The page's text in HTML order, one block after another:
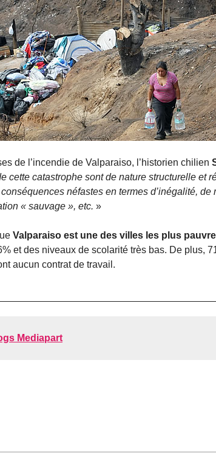
de l’incendie de Valparaiso, l’historien chilien
cette catastrophe sont de nature structurelle et
néfastes en termes d’inégalité, de
« sauvage », etc. »
Valparaiso est une des villes les plus
et des niveaux de scolarité très bas. De plus,
aucun contrat de travail.
Mediapart